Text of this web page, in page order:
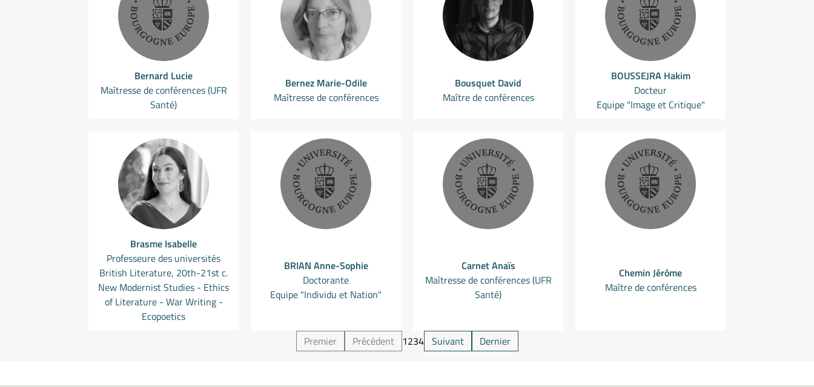
Bernard Lucie
Maîtresse de conférences (UFR
Santé)
Bernez Marie-Odile
Maîtresse de conférences
Bousquet David
Maître de conférences
BOUSSEJRA Hakim
Docteur
Equipe "Image et Critique"
Brasme Isabelle
Professeure des universités
British Literature, 20th-21st c.
New Modernist Studies - Ethics
of Literature - War Writing -
Ecopoetics
BRIAN Anne-Sophie
Doctorante
Equipe "Individu et Nation"
Carnet Anaïs
Maîtresse de conférences (UFR
Santé)
Chemin Jérôme
Maître de conférences
Premier Précédent 1234 Suivant Dernier